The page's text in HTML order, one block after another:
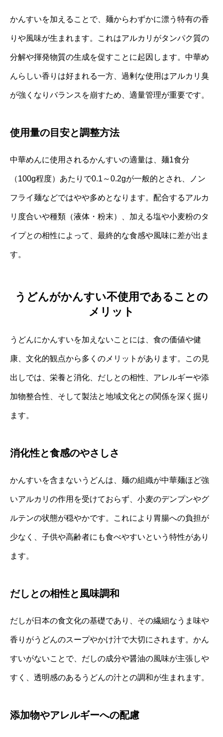
かんすいを加えることで、麺からわずかに漂う特有の香
りや風味が生まれます。これはアルカリがタンパク質の
分解や揮発物質の生成を促すことに起因します。中華め
んらしい香りは好まれる一方、過剰な使用はアルカリ臭
が強くなりバランスを崩すため、適量管理が重要です。
使用量の目安と調整方法
中華めんに使用されるかんすいの適量は、麺1食分
（100g程度）あたりで0.1～0.2gが一般的とされ、ノン
フライ麺などではやや多めとなります。配合するアルカ
リ度合いや種類（液体・粉末）、加える塩や小麦粉のタ
イプとの相性によって、最終的な食感や風味に差が出ま
す。
うどんがかんすい不使用であることの
メリット
うどんにかんすいを加えないことには、食の価値や健
康、文化的観点から多くのメリットがあります。この見
出しでは、栄養と消化、だしとの相性、アレルギーや添
加物整合性、そして製法と地域文化との関係を深く掘り
ます。
消化性と食感のやさしさ
かんすいを含まないうどんは、麺の組織が中華麺ほど強
いアルカリの作用を受けておらず、小麦のデンプンやグ
ルテンの状態が穏やかです。これにより胃腸への負担が
少なく、子供や高齢者にも食べやすいという特性があり
ます。
だしとの相性と風味調和
だしが日本の食文化の基礎であり、その繊細なうま味や
香りがうどんのスープやかけ汁で大切にされます。かん
すいがないことで、だしの成分や醤油の風味が主張しや
すく、透明感のあるうどんの汁との調和が生まれます。
添加物やアレルギーへの配慮